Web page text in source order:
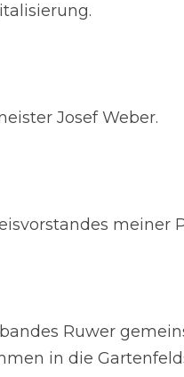
Josef Weber.
meiner
Ruwer
in die